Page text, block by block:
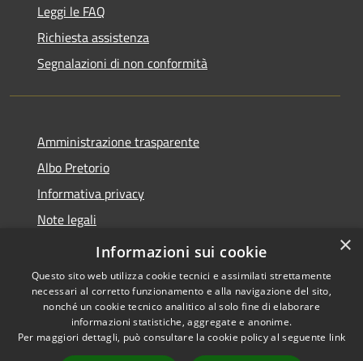
Leggi le FAQ
Richiesta assistenza
Segnalazioni di non conformità
Amministrazione trasparente
Albo Pretorio
Informativa privacy
Note legali
Dichiarazione di accessibilità
Accessibilità
Copyright © 2026 • Città di
Vimercate • Powered by
×
Informazioni sui cookie
Questo sito web utilizza cookie tecnici e assimilati strettamente
necessari al corretto funzionamento e alla navigazione del sito,
nonché un cookie tecnico analitico al solo fine di elaborare
informazioni statistiche, aggregate e anonime.
Per maggiori dettagli, può consultare la cookie policy al seguente link